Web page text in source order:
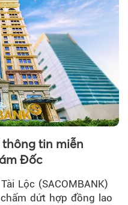
thông tin miễn
Đốc
Lộc (SACOMBANK)
dứt hợp đồng lao